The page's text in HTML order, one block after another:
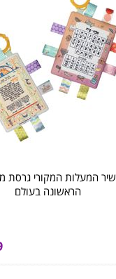
שיר המעלות המקורי גרסת
הראשונה בעולם